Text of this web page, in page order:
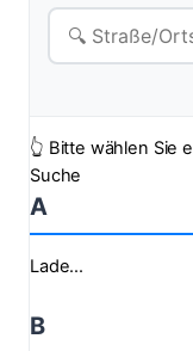
👆 Bitte wählen Sie
Suche
A
Lade...
B